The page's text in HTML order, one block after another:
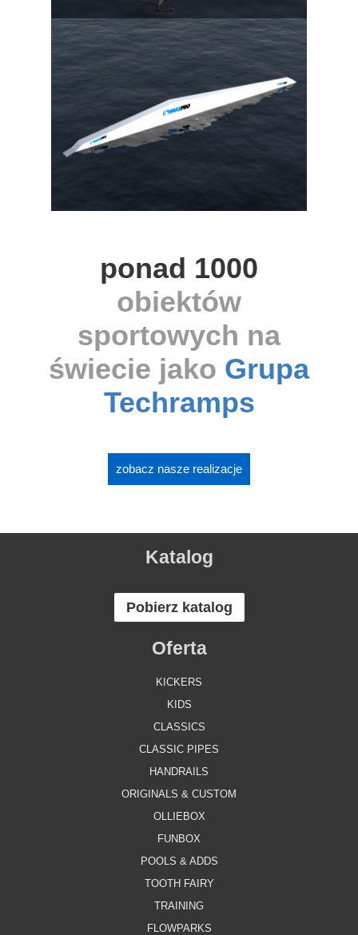
ponad 1000
obiektów
sportowych na
świecie jako Grupa
Techramps
zobacz nasze realizacje
Katalog
Pobierz katalog
Oferta
KICKERS
KIDS
CLASSICS
CLASSIC PIPES
HANDRAILS
ORIGINALS & CUSTOM
OLLIEBOX
FUNBOX
POOLS & ADDS
TOOTH FAIRY
TRAINING
FLOWPARKS